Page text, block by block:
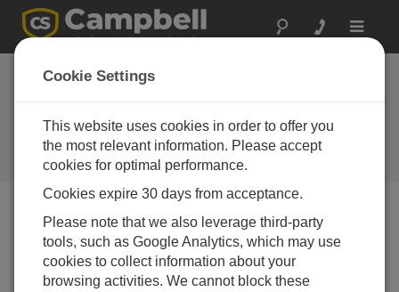
Toggle
中国：訪問者の影響
の監視
Campbell Scientific の機器が、歴
史的、宗教的、芸術的に重要な中
国の遺跡を監視
Cookie Settings
This website uses cookies in order to offer you
the most relevant information. Please accept
cookies for optimal performance.
Cookies expire 30 days from acceptance.
Please note that we also leverage third-party
tools, such as Google Analytics, which may use
cookies to collect information about your
browsing activities. We cannot block these